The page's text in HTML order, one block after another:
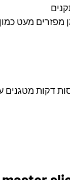
מעט
דקות מטגנים